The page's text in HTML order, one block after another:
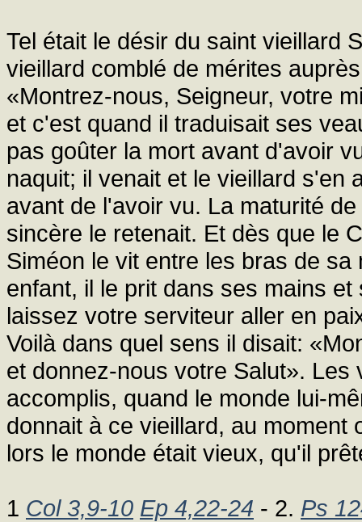
Tel était le désir du saint vieillard
vieillard comblé de mérites
«Montrez-nous, Seigneur, votre
et c'est quand il traduisait ses
pas goûter la mort avant d'avoir
naquit; il venait et le vieillard s'en
avant de l'avoir vu. La maturité
sincère le retenait. Et dès que le
Siméon le vit entre les bras de
enfant, il le prit dans ses mains
laissez votre serviteur aller en
Voilà dans quel sens il disait:
et donnez-nous votre Salut».
accomplis, quand le monde lui-
donnait à ce vieillard, au moment
lors le monde était vieux, qu'il
1 Col 3,9-10 Ep 4,22-24 - 2. Ps